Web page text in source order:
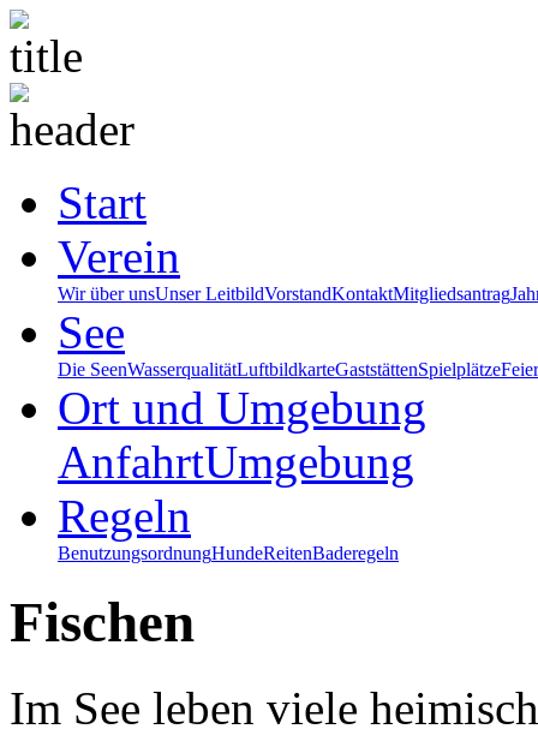
Start
Verein
Wir über unsUnser LeitbildVorstandKontaktMitgliedsantrag
See
Die SeenWasserqualitätLuftbildkarteGaststättenSpielplätze
Ort und Umgebung
AnfahrtUmgebung
Regeln
BenutzungsordnungHundeReitenBaderegeln
Fischen
Im See leben viele